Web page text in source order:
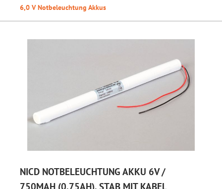
6,0 V Notbeleuchtung Akkus
NICD NOTBELEUCHTUNG AKKU 6V /